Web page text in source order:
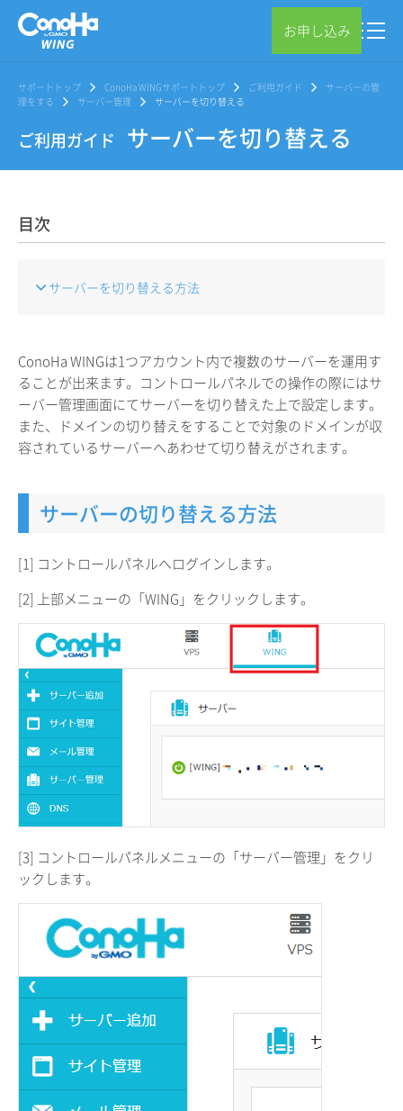
お申し込み
サポートトップ ConoHa WINGサポートトップ ご利用ガイド
サーバーの管
理をする
サーバー管理 サーバーを切り替える
ご利用ガイド サーバーを切り替える
目次
サーバーを切り替える方法
ConoHa WINGは1つアカウント内で複数のサーバーを運用す
ることが出来ます。コントロールパネルでの操作の際にはサ
ーバー管理画面にてサーバーを切り替えた上で設定します。
また、ドメインの切り替えをすることで対象のドメインが収
容されているサーバーへあわせて切り替えがされます。
サーバーの切り替える方法
[1] コントロールパネルへログインします。
[2] 上部メニューの「WING」をクリックします。
[3] コントロールパネルメニューの「サーバー管理」をクリ
ックします。